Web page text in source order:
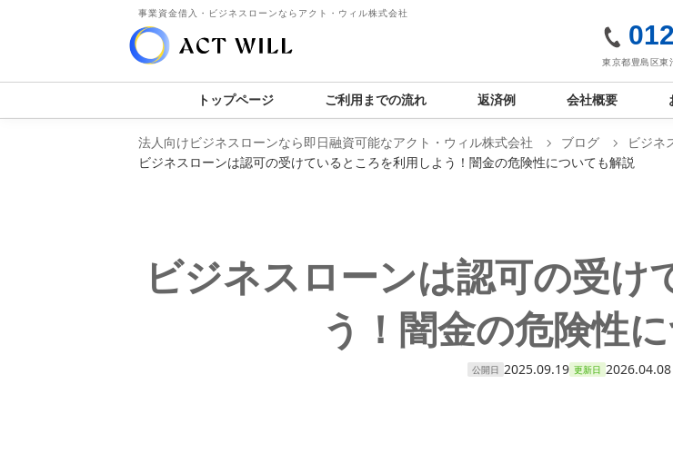
事業資金借入・ビジネスローンならアクト・ウィル株式会社
東京都豊島区
トップページ ご利用までの流れ 返済例 会社概要
法人向けビジネスローンなら即日融資可能なアクト・ウィル株式会社 ブログ
ビジネ
ビジネスローンは認可の受けているところを利用しよう！闇金の危険性についても解説
ビジネスローンは認可の受け
う！闇金の危険性
公開日 2025.09.19 更新日 2026.04.08